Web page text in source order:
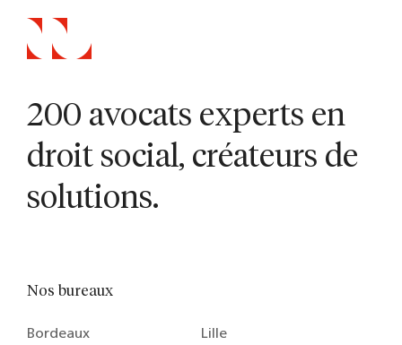
200 avocats experts en
droit social, créateurs de
solutions.
Nos bureaux
Bordeaux
Lille